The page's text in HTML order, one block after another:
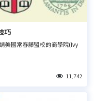
巧
美國常春藤盟校的商學院(Ivy
11,742